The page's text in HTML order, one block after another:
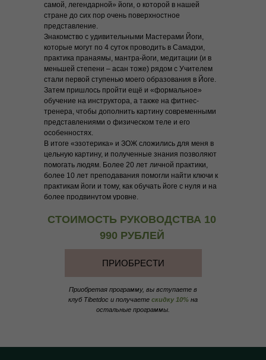
самой, легендарной» йоги, о которой в нашей
стране до сих пор очень поверхностное
представление.
Знакомство с удивительными Мастерами Йоги,
которые могут по 4 суток проводить в Самадхи,
практика пранаямы, мантра-йоги, медитации (и в
меньшей степени – асан тоже) рядом с Учителем
стали первой ступенью моего образования в Йоге.
Затем пришлось пройти ещё и «формальное»
обучение на инструктора, а также на фитнес-
тренера, чтобы дополнить картину современными
представлениями о физическом теле и его
особенностях.
В итоге «эзотерика» и ЗОЖ сложились для меня в
цельную картину, и полученные знания позволяют
помогать людям. Более 20 лет личной практики,
более 10 лет преподавания помогли найти ключи к
практикам йоги и тому, как обучать йоге с нуля и на
более продвинутом уровне.
СТОИМОСТЬ РУКОВОДСТВА 10
990 РУБЛЕЙ
Приобретая программу, вы вступаете в
клуб Tibetdoc и получаете скидку 10% на
остальные программы.
ПРИОБРЕСТИ